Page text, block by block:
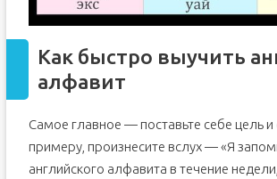
Как быстро выучить
алфавит
Самое главное — поставьте себе цель и
примеру, произнесите вслух — «Я
английского алфавита в течение